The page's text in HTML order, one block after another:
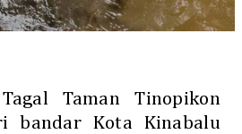
Taman Tinopikon
bandar Kota Kinabalu